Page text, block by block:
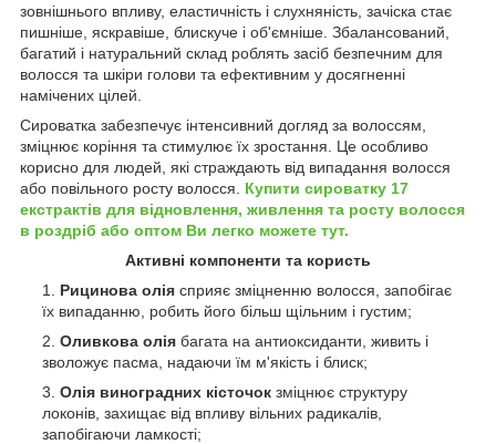
зовнішнього впливу, еластичність і слухняність, зачіска стає
пишніше, яскравіше, блискуче і об'ємніше. Збалансований,
багатий і натуральний склад роблять засіб безпечним для
волосся та шкіри голови та ефективним у досягненні
намічених цілей.
Сироватка забезпечує інтенсивний догляд за волоссям,
зміцнює коріння та стимулює їх зростання. Це особливо
корисно для людей, які страждають від випадання волосся
або повільного росту волосся.
Купити сироватку 17
екстрактів для відновлення, живлення та росту волосся
в роздріб або оптом Ви легко можете тут.
Активні компоненти та користь
Рицинова олія сприяє зміцненню волосся, запобігає
їх випаданню, робить його більш щільним і густим;
Оливкова олія багата на антиоксиданти, живить і
зволожує пасма, надаючи їм м'якість і блиск;
Олія виноградних кісточок зміцнює структуру
локонів, захищає від впливу вільних радикалів,
запобігаючи ламкості;